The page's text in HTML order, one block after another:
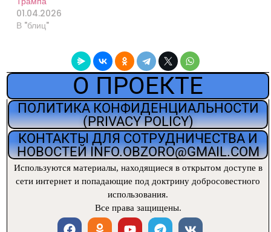
01.04.2026
В "блиц"
О ПРОЕКТЕ
ПОЛИТИКА КОНФИДЕНЦИАЛЬНОСТИ
(PRIVACY POLICY)
КОНТАКТЫ ДЛЯ СОТРУДНИЧЕСТВА И
НОВОСТЕЙ INFO.OBZORO@GMAIL.COM
Используются материалы, находящиеся в открытом доступе в
сети интернет и попадающие под доктрину добросовестного
использования.
Все права защищены.